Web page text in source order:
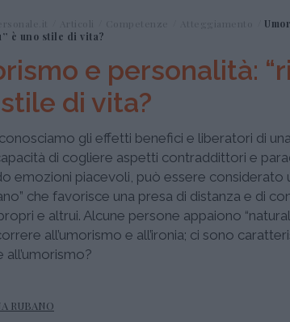
è uno stile di vita?
e personalità:
di vita?
gli effetti benefici e liberatori di una
di cogliere aspetti contraddittori e
emozioni piacevoli, può essere considerato
che favorisce una presa di distanza e di
e altrui. Alcune persone appaiono
all’umorismo e all’ironia; ci sono
all’umorismo?
RUBANO